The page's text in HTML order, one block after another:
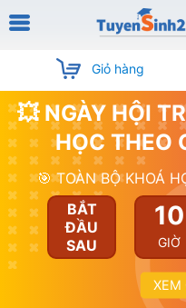
Giỏ hàng
💥 NGÀY HỘI
HỌC THEO
🎯 TOÀN BỘ KHOÁ
BẮT
ĐẦU
SAU
10
GIỜ
XEM